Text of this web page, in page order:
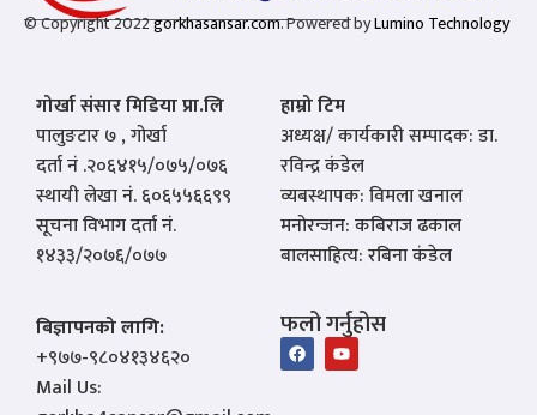
© Copyright 2022gorkhasansar.com. Powered byLumino Technology
गोर्खा संसार मिडिया प्रा.लि
पालुङटार ७ , गोर्खा
दर्ता नं .२०६४१५/०७५/०७६
स्थायी लेखा नं. ६०६५५६६९९
सूचना विभाग दर्ता नं.
१४३३/२०७६/०७७
हाम्रो टिम
अध्यक्ष/ कार्यकारी सम्पादक: डा.
रविन्द्र कंडेल
व्यबस्थापक: विमला खनाल
मनोरन्जन: कबिराज ढकाल
बालसाहित्य: रबिना कंडेल
बिज्ञापनको लागि:
‪+९७७-९८०४१३४६२०‬
Mail Us:
फलो गर्नुहोस